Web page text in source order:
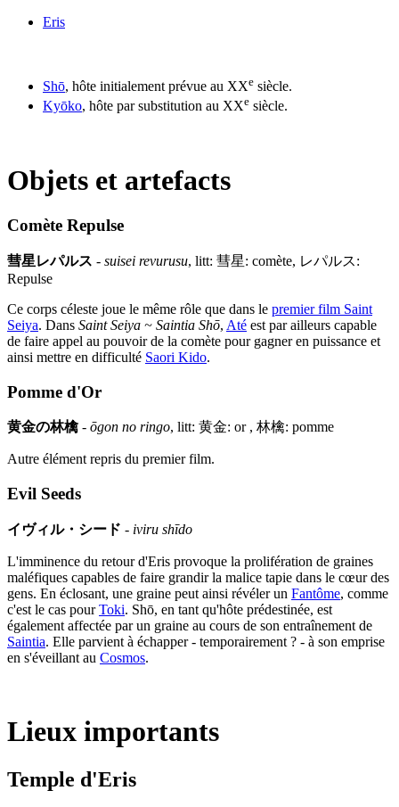
Eris
Shō, hôte initialement prévue au XXe siècle.
Kyōko, hôte par substitution au XXe siècle.
Objets et artefacts
Comète Repulse
彗星レパルス - suisei revurusu, litt: 彗星: comète, レパルス:
Repulse
Ce corps céleste joue le même rôle que dans le premier film Saint
Seiya. Dans Saint Seiya ~ Saintia Shō, Até est par ailleurs capable
de faire appel au pouvoir de la comète pour gagner en puissance et
ainsi mettre en difficulté Saori Kido.
Pomme d'Or
黄金の林檎- ōgon no ringo, litt: 黄金: or , 林檎: pomme
Autre élément repris du premier film.
Evil Seeds
イヴィル・シード - iviru shīdo
L'imminence du retour d'Eris provoque la prolifération de graines
maléfiques capables de faire grandir la malice tapie dans le cœur des
gens. En éclosant, une graine peut ainsi révéler un Fantôme, comme
c'est le cas pourToki. Shō, en tant qu'hôte prédestinée, est
également affectée par un graine au cours de son entraînement de
Saintia. Elle parvient à échapper - temporairement ? - à son emprise
en s'éveillant au Cosmos.
Lieux importants
Temple d'Eris